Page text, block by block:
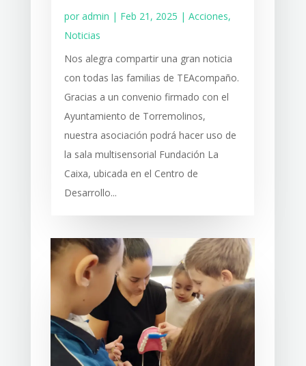
por admin | Feb 21, 2025 | Acciones,
Noticias
Nos alegra compartir una gran noticia
con todas las familias de TEAcompaño.
Gracias a un convenio firmado con el
Ayuntamiento de Torremolinos,
nuestra asociación podrá hacer uso de
la sala multisensorial Fundación La
Caixa, ubicada en el Centro de
Desarrollo...